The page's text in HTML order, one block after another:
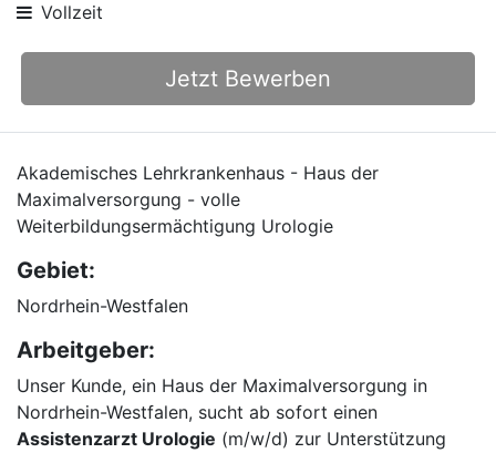
Vollzeit
Jetzt Bewerben
Akademisches Lehrkrankenhaus - Haus der
Maximalversorgung - volle
Weiterbildungsermächtigung Urologie
Gebiet:
Nordrhein-Westfalen
Arbeitgeber:
Unser Kunde, ein Haus der Maximalversorgung in
Nordrhein-Westfalen, sucht ab sofort einen
Assistenzarzt Urologie (m/w/d) zur Unterstützung